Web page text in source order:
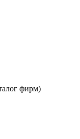
фирм)